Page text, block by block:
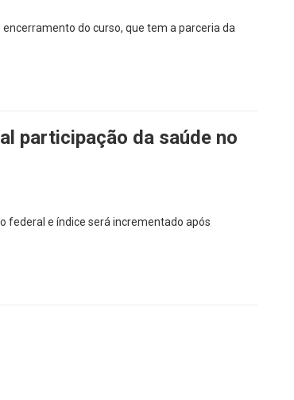
do curso, que tem a parceria da
participação da saúde no
federal e índice será incrementado após